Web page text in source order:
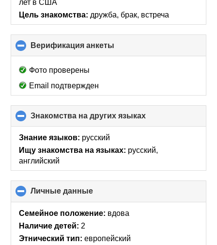
лет в США
Цель знакомства: дружба, брак, встреча
Верификация анкеты
to
Фото проверены
Email подтвержден
Знакомства на других языках
to
contents
Знание языков: русский
Ищу знакомства на языках: русский,
английский
Личные данные
to
collapse
contents
Семейное положение: вдова
Наличие детей: 2
Этнический тип: европейский